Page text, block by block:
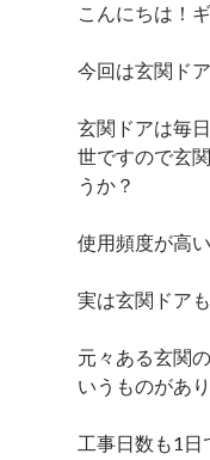
こんにちは！
今回は玄関ド
玄関ドアは毎
世ですので玄
うか？
使用頻度が高
実は玄関ドア
元々ある玄関
いうものがあ
工事日数も1日